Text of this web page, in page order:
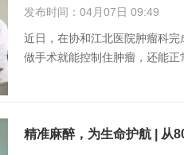
发布时间：04月07日 09:49
近日，在协和江北医院肿瘤科
做手术就能控制住肿瘤，还能正
精准麻醉，为生命护航 | 从